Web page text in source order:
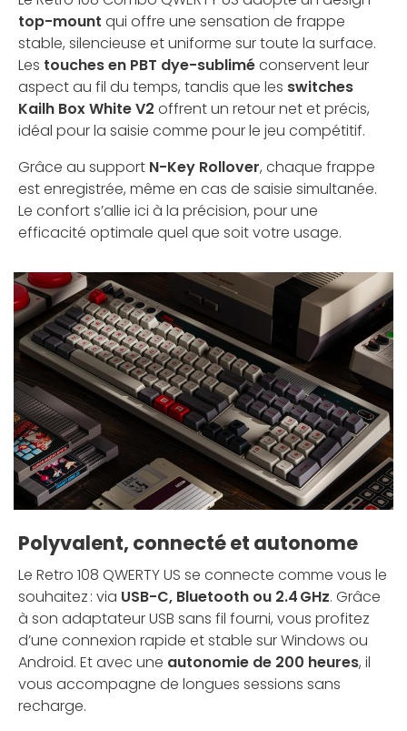
top-mount qui offre une sensation de frappe
stable, silencieuse et uniforme sur toute la surface.
Les touches en PBT dye-subliméconservent leur
aspect au fil du temps, tandis que les switches
Kailh Box White V2 offrent un retour net et précis,
idéal pour la saisie comme pour le jeu compétitif.
Grâce au support N-Key Rollover, chaque frappe
est enregistrée, même en cas de saisie simultanée.
Le confort s’allie ici à la précision, pour une
efficacité optimale quel que soit votre usage.
Polyvalent, connecté et autonome
Le Retro 108 QWERTY US se connecte comme vous le
souhaitez : via USB-C, Bluetooth ou 2.4 GHz. Grâce
à son adaptateur USB sans fil fourni, vous profitez
d’une connexion rapide et stable sur Windows ou
Android. Et avec une autonomie de 200 heures, il
vous accompagne de longues sessions sans
recharge.